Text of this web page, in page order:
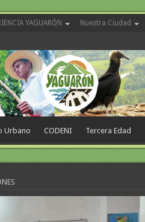
YAGUARÓN Nuestra Ciudad
Urbano CODENI Tercera Edad